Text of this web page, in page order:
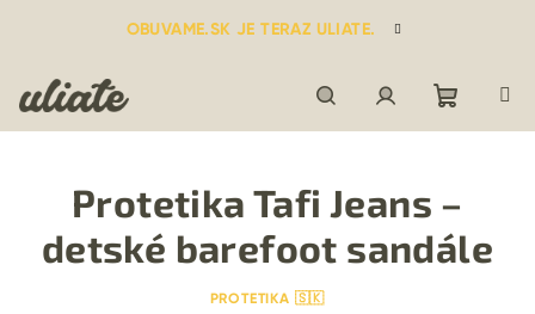
OBUVAME.SK JE TERAZ ULIATE.
HľadaťPrihlásenie
košík
Protetika Tafi Jeans –
detské barefoot sandále
PROTETIKA 🇸🇰